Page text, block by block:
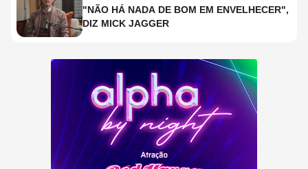
"NÃO HÁ NADA DE BOM EM ENVELHECER",
DIZ MICK JAGGER